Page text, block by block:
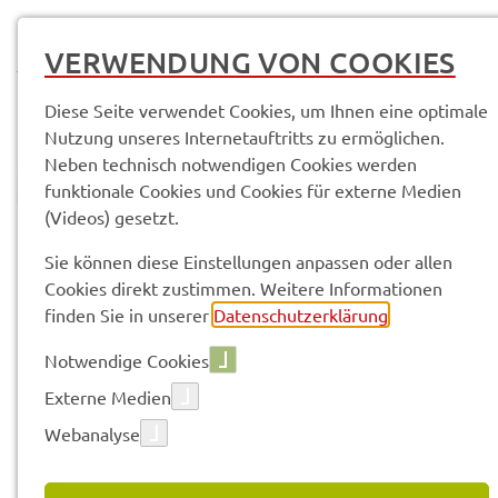
Vorle­sen
12.05.2021
VERWENDUNG VON COOKIES
Diese Seite verwendet Cookies, um Ihnen eine optimale
Nutzung unseres Internetauftritts zu ermöglichen.
Neben technisch notwendigen Cookies werden
funktionale Cookies und Cookies für externe Medien
(Videos) gesetzt.
Sie können diese Einstellungen anpassen oder allen
Cookies direkt zustimmen. Weitere Informationen
finden Sie in unserer Datenschutzerklärung
Notwendige Cookies
Externe Medien
Webanalyse